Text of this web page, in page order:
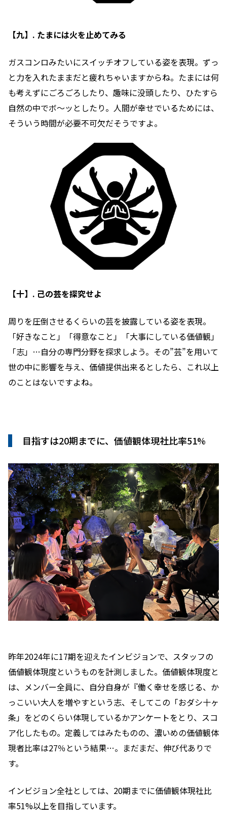
【九】. たまには火を止めてみる
ガスコンロみたいにスイッチオフしている姿を表現。ずっ
と力を入れたままだと疲れちゃいますからね。たまには何
も考えずにごろごろしたり、趣味に没頭したり、ひたすら
自然の中でボ〜ッとしたり。人間が幸せでいるためには、
そういう時間が必要不可欠だそうですよ。
【十】. 己の芸を探究せよ
周りを圧倒させるくらいの芸を披露している姿を表現。
「好きなこと」「得意なこと」「大事にしている価値観」
「志」…自分の専門分野を探求しよう。その”芸”を用いて
世の中に影響を与え、価値提供出来るとしたら、これ以上
のことはないですよね。
目指すは20期までに、価値観体現社比率51%
昨年2024年に17期を迎えたインビジョンで、スタッフの
価値観体現度というものを計測しました。価値観体現度と
は、メンバー全員に、自分自身が『働く幸せを感じる、か
っこいい大人を増やすという志、そしてこの「おダシ十ヶ
条」をどのくらい体現しているかアンケートをとり、スコ
ア化したもの。定義してはみたものの、濃いめの価値観体
現者比率は27％という結果…。まだまだ、伸び代ありで
す。
インビジョン全社としては、20期までに価値観体現社比
率51%以上を目指しています。